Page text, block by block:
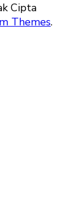
Cipta
Themes.